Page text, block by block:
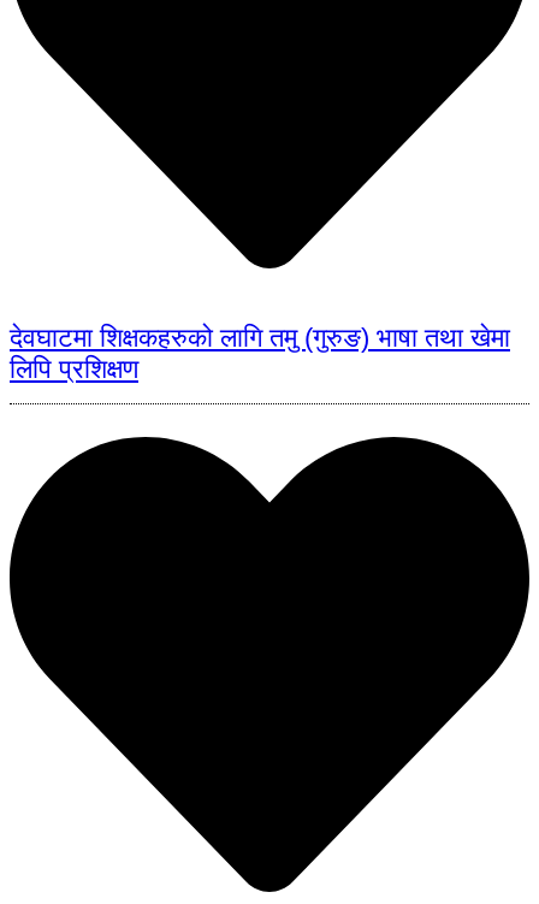
देवघाटमा शिक्षकहरुको लागि तमु (गुरुङ) भाषा तथा खेमा
लिपि प्रशिक्षण